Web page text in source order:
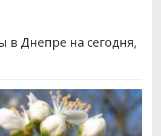
в Днепре на сегодня,